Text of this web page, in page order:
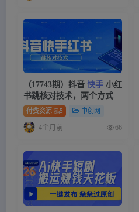
（17743期）抖音 快手 小红
书跳核对技术，两个方式，
手机端和电脑端
付费资源 5 中创网
4个月前 66